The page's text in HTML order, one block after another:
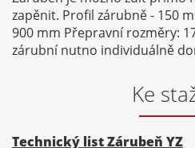
zapěnit. Profil zárubně - 150
900 mm Přepravní rozměry:
zárubní nutno individuálně
Ke
Technický list Zárubeň YZ